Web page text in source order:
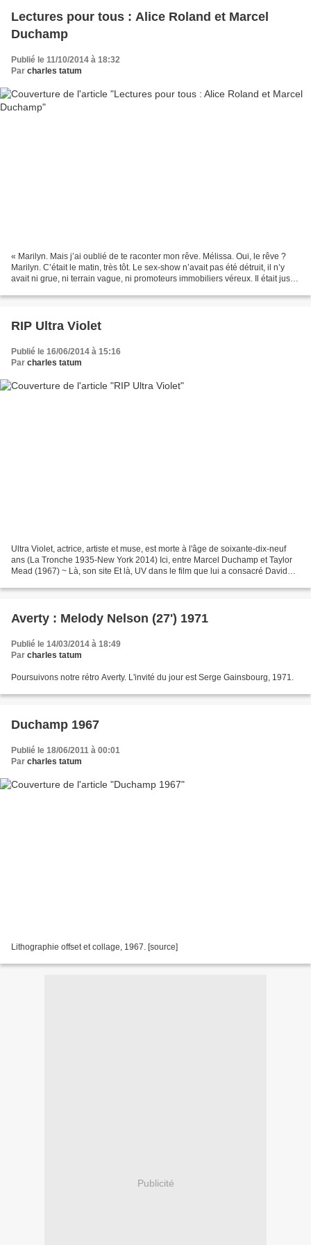
Lectures pour tous : Alice Roland et Marcel
Duchamp
Publié le 11/10/2014 à 18:32
Par charles tatum
« Marilyn. Mais j’ai oublié de te raconter mon rêve. Mélissa. Oui, le rêve ?
Marilyn. C’était le matin, très tôt. Le sex-show n’avait pas été détruit, il n’y
avait ni grue, ni terrain vague, ni promoteurs immobiliers véreux. Il était juste
RIP Ultra Violet
Publié le 16/06/2014 à 15:16
Par charles tatum
Ultra Violet, actrice, artiste et muse, est morte à l'âge de soixante-dix-neuf
ans (La Tronche 1935-New York 2014) Ici, entre Marcel Duchamp et Taylor
Mead (1967) ~ Là, son site Et là, UV dans le film que lui a consacré David
Averty : Melody Nelson (27') 1971
Publié le 14/03/2014 à 18:49
Par charles tatum
Poursuivons notre rétro Averty. L'invité du jour est Serge Gainsbourg, 1971.
Duchamp 1967
Publié le 18/06/2011 à 00:01
Par charles tatum
Lithographie offset et collage, 1967. [source]
Publicité